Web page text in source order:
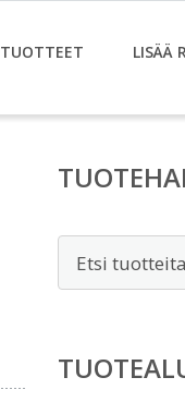
TUOTTEET LISÄÄ